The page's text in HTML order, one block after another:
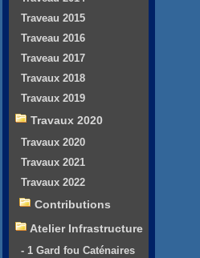
Traveau 2015
Traveau 2016
Traveau 2017
Travaux 2018
Travaux 2019
Travaux 2020
Travaux 2020
Travaux 2021
Travaux 2022
Contributions
Atelier Infrastructure
- 1 Gard fou Caténaires